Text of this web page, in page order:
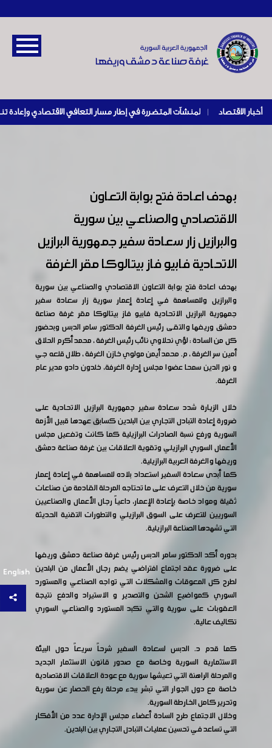
أخبار الاقتصاد |
English
بهدف اعادة فتح بوابة التعاون
الاقتصادي والصناعي بين سورية
والبرازيل زار سعادة سفير جمهورية البرازيل
الاتحادية فابيو فاز بيتالوكا مقر الغرفة
بهدف اعادة فتح بوابة التعاون الاقتصادي والصناعي بين سورية
والبرازيل وللمساهمة في إعادة إعمار سورية زار سعادة سفير
جمهورية البرازيل الاتحادية فابيو فاز بيتالوكا مقر غرفة صناعة
دمشق وريفها والتقى رئيس الغرفة الدكتور سامر الدبس وبحضور
كل من السادة : لؤي نحلاوي نائب رئيس الغرفة ، محمد أكرم الحلاق
أمين سر الغرفة ، م. محمد أيمن مولوي خازن الغرفة ، طلال قلعه جي
و نور الدين سمحا عضوا مجلس إدارة الغرفة، خلدون دادو مدير عام
الغرفة.
خلال الزيارة شدد سعادة سفير جمهورية البرازيل الاتحادية على
ضرورة إعادة التبادل التجاري بين البلدين كسابق عهدها قبيل الأزمة
السورية ورفع نسبة الصادرات البرازيلية كما كانت وتفعيل مجلس
الأعمال السوري البرازيلي وتقوية العلاقات بين غرفة صناعة دمشق
وريفها والغرفة العربية البرازيلية.
كما أبدى سعادة السفير استعداد بلاده للمساهمة في إعادة إعمار
سورية من خلال التعرف على ما تحتاجه المرحلة القادمة من صناعات
ثقيلة ومواد خاصة بإعادة الإعمار، داعياً رجال الأعمال والصناعيين
السوريين للتعرف على السوق البرازيلي والتطورات التقنية الحديثة
التي تشهدها الصناعة البرازيلية.
بدوره أكد الدكتور سامر الدبس رئيس غرفة صناعة دمشق وريفها
على ضرورة عقد اجتماع افتراضي يضم رجال الأعمال من البلدين
لطرح كل المعوقات والمشكلات التي تواجه الصناعي والمستورد
السوري كمواضيع الشحن والتصدير و الاستيراد والدفع نتيجة
العقوبات على سورية والتي تكبد المستورد والصناعي السوري
تكاليف عالية.
كما قدم د. الدبس لسعادة السفير شرحاً سريعاً حول البيئة
الاستثمارية السورية وخاصة مع صدور قانون الاستثمار الجديد
والمرحلة الراهنة التي تعيشها سورية مع عودة العلاقات الاقتصادية
خاصة مع دول الجوار التي تبشر ببدء مرحلة رفع الحصار عن سورية
وتحرير كامل الخارطة السورية.
وخلال الاجتماع طرح السادة أعضاء مجلس الإدارة عدد من الأفكار
التي تساعد في تحسين عمليات التبادل التجاري بين البلدين.